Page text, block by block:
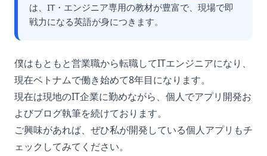
は、IT・エンジニア専用の教材が豊富で、現場で即
戦力になる英語が身につきます。
僕はもともと営業職から転職してITエンジニアになり、
現在ベトナムで働き始めて8年目になります。
現在は現地のIT企業に勤めながら、個人でアプリ開発お
よびブログ執筆を続けております。
ご興味があれば、ぜひ私が開発している個人アプリもチ
ェックしてみてください。